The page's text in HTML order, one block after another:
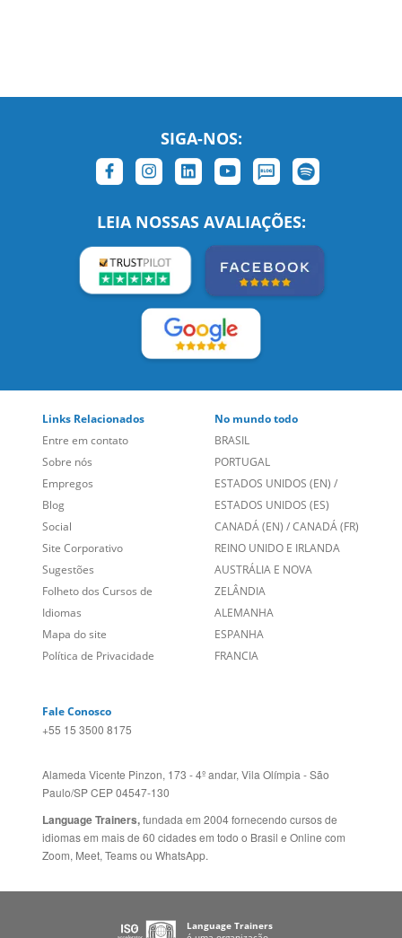
SIGA-NOS:
LEIA NOSSAS AVALIAÇÕES:
Links Relacionados
Entre em contato
Sobre nós
Empregos
Blog
Social
Site Corporativo
Sugestões
Folheto dos Cursos de
Idiomas
Mapa do site
No mundo todo
BRASIL
PORTUGAL
ESTADOS UNIDOS (EN)
ESTADOS UNIDOS (ES)
CANADÁ (EN) / CANADÁ (FR)
REINO UNIDO E IRLANDA
AUSTRÁLIA E NOVA
ZELÂNDIA
ALEMANHA
ESPANHA
Fale Conosco
Alameda Vicente Pinzon, 173 - 4º andar, Vila Olímpia - São
Paulo/SP CEP 04547-130
Language Trainers, fundada em 2004 fornecendo cursos de
idiomas em mais de 60 cidades em todo o Brasil e Online com